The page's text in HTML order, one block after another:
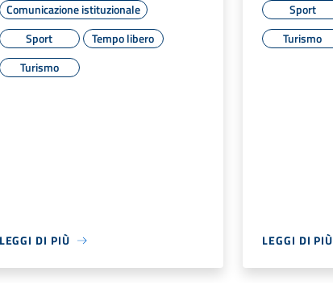
Comunicazione istituzionale
Sport
Tempo libero
Turismo
DI PIÙ
Sport
Turismo
LEGGI DI PIÙ